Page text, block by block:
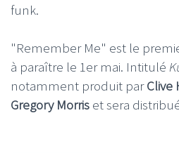
funk.
"Remember Me" est le
à paraître le 1er mai. Intitulé
notamment produit parClive
Gregory Morris et sera